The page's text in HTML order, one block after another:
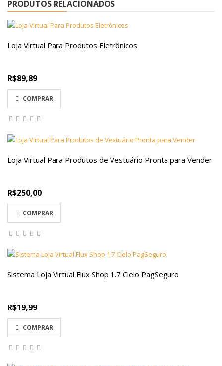
PRODUTOS RELACIONADOS
Loja Virtual Para Produtos Eletrônicos
R$89,89
COMPRAR
Loja Virtual Para Produtos de Vestuário Pronta para Vender
R$250,00
COMPRAR
Sistema Loja Virtual Flux Shop 1.7 Cielo PagSeguro
R$19,99
COMPRAR